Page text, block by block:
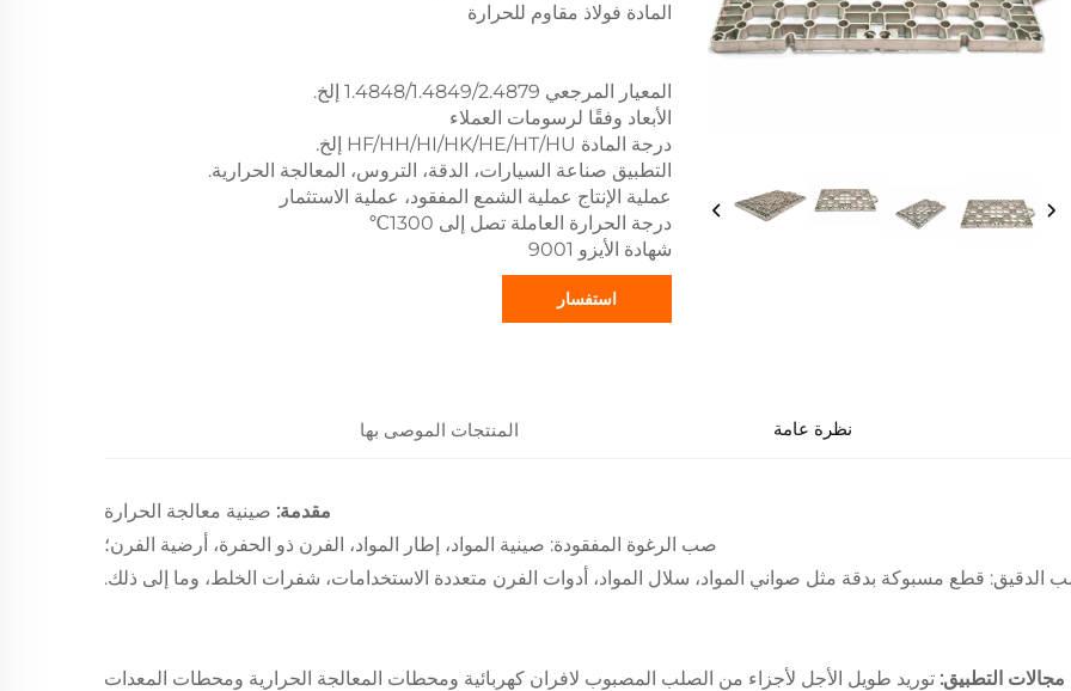
المادة فولاذ مقاوم للحرارة
المعيار المرجعي 1.4848/1.4849/2.4879 إلخ.
الأبعاد وفقًا لرسومات العملاء
درجة المادة HF/HH/HI/HK/HE/HT/HU إلخ.
التطبيق صناعة السيارات، الدقة، التروس، المعالجة الحرارية.
عملية الإنتاج عملية الشمع المفقود، عملية الاستثمار
درجة الحرارة العاملة تصل إلى 1300℃
شهادة الأيزو 9001
استفسار
نظرة عامة المنتجات الموصى بها
مقدمة: صينية معالجة الحرارة
صب الرغوة المفقودة: صينية المواد، إطار المواد، الفرن ذو الحفرة، أرضية الفرن؛
الدقيق: قطع مسبوكة بدقة مثل صواني المواد، سلال المواد، أدوات الفرن متعددة الاستخدامات، شفرات الخلط، وما إلى ذلك.
مجالات التطبيق: توريد طويل الأجل لأجزاء من الصلب المصبوب لافران كهربائية ومحطات المعالجة الحرارية ومحطات المعدات